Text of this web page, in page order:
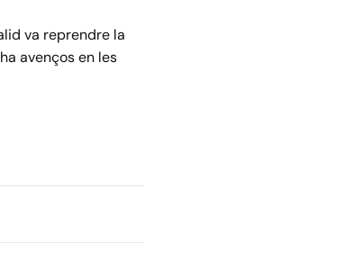
va reprendre la
avenços en les